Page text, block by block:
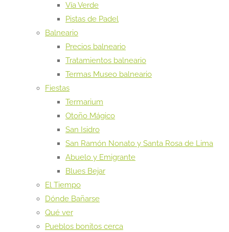
Vía Verde
Pistas de Padel
Balneario
Precios balneario
Tratamientos balneario
Termas Museo balneario
Fiestas
Termarium
Otoño Mágico
San Isidro
San Ramón Nonato y Santa Rosa de Lima
Abuelo y Emigrante
Blues Bejar
El Tiempo
Dónde Bañarse
Qué ver
Pueblos bonitos cerca